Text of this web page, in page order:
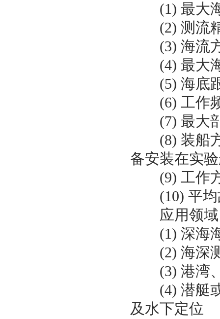
(1) 最大
(2) 测流
(3) 海流
(4) 最大
(5) 海底
(6) 工作
(7) 最大
(8) 装船
备安装在实
(9) 工作
(10) 平
应用领域
(1) 深海
(2) 海深
(3) 港湾
(4) 潜艇
及水下定位